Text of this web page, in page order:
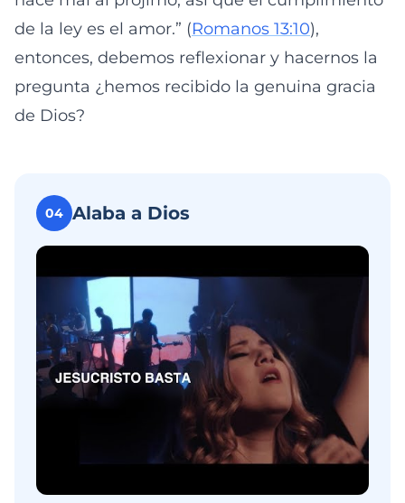
de la ley es el amor.” (Romanos 13:10),
entonces, debemos reflexionar y hacernos la
pregunta ¿hemos recibido la genuina gracia
de Dios?
04 Alaba a Dios